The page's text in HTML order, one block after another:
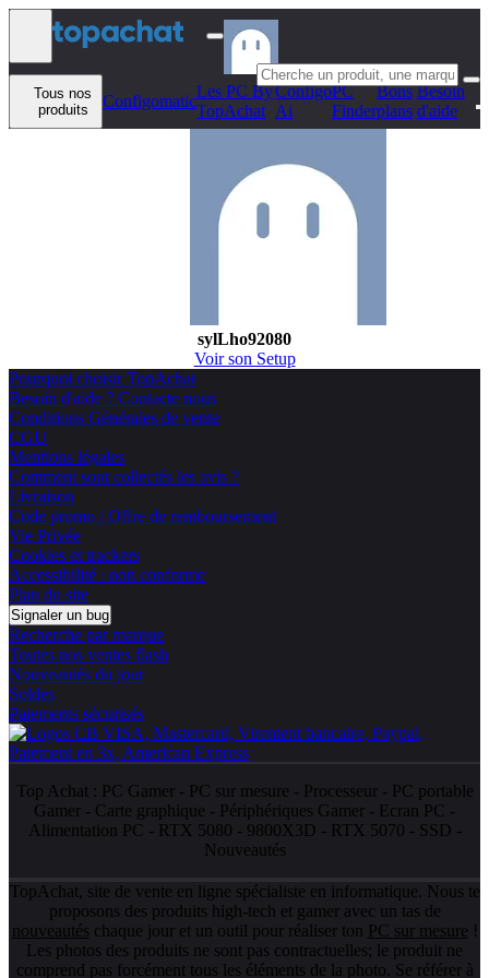
Aller au contenu
Tous nos
produits
Configomatic
Les PC By
TopAchat
Configo
Ai
PC
Finder
Bons
plans
Besoin
d'aide
sylLho92080
Voir son Setup
Pourquoi choisir TopAchat
Besoin d'aide ? Contacte nous
Conditions Générales de vente
CGU
Mentions légales
Comment sont collectés les avis ?
Livraison
Code promo / Offre de remboursement
Vie Privée
Cookies et trackers
Accessibilité : non conforme
Plan du site
Signaler un bug
Recherche par marque
Toutes nos ventes flash
Nouveautés du jour
Soldes
Paiements sécurisés
Top Achat : PC Gamer- PC sur mesure - Processeur- PC portable
Gamer - Carte graphique - Périphériques Gamer - Ecran PC -
Alimentation PC - RTX 5080 - 9800X3D - RTX 5070 - SSD -
Nouveautés
TopAchat, site de vente en ligne spécialiste en informatique. Nous te
proposons des produits high-tech et gamer avec un tas de
nouveautés chaque jour et un outil pour réaliser ton PC sur mesure !
Les photos des produits ne sont pas contractuelles; le produit ne
comprend pas forcément tous les éléments de la photo. Se référer à